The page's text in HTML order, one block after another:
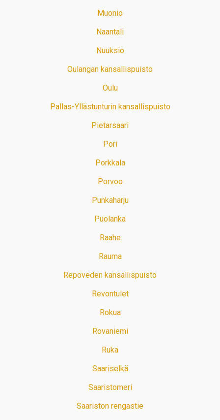
Muonio
Naantali
Nuuksio
Oulangan kansallispuisto
Oulu
Pallas-Yllästunturin kansallispuisto
Pietarsaari
Pori
Porkkala
Porvoo
Punkaharju
Puolanka
Raahe
Rauma
Repoveden kansallispuisto
Revontulet
Rokua
Rovaniemi
Ruka
Saariselkä
Saaristomeri
Saariston rengastie